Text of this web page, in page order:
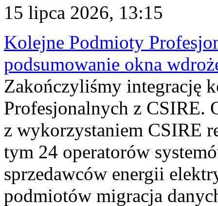
15 lipca 2026, 13:15
Kolejne Podmioty
podsumowanie okna
Zakończyliśmy integrację
Profesjonalnych z CSIRE.
z wykorzystaniem CSIRE
tym 24 operatorów
sprzedawców energii
podmiotów migracja